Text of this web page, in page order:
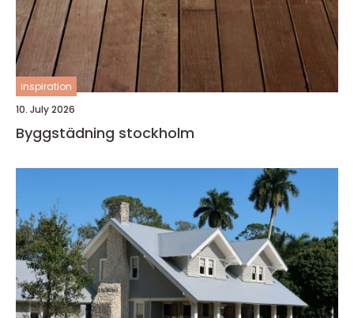
inspiration
10. July 2026
Byggstädning stockholm